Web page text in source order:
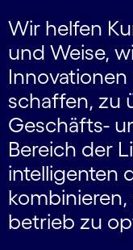
Wir helfen
und Weise,
schaffen, zu
Geschäfts-
Bereich der
intelligenten
betrieb zu